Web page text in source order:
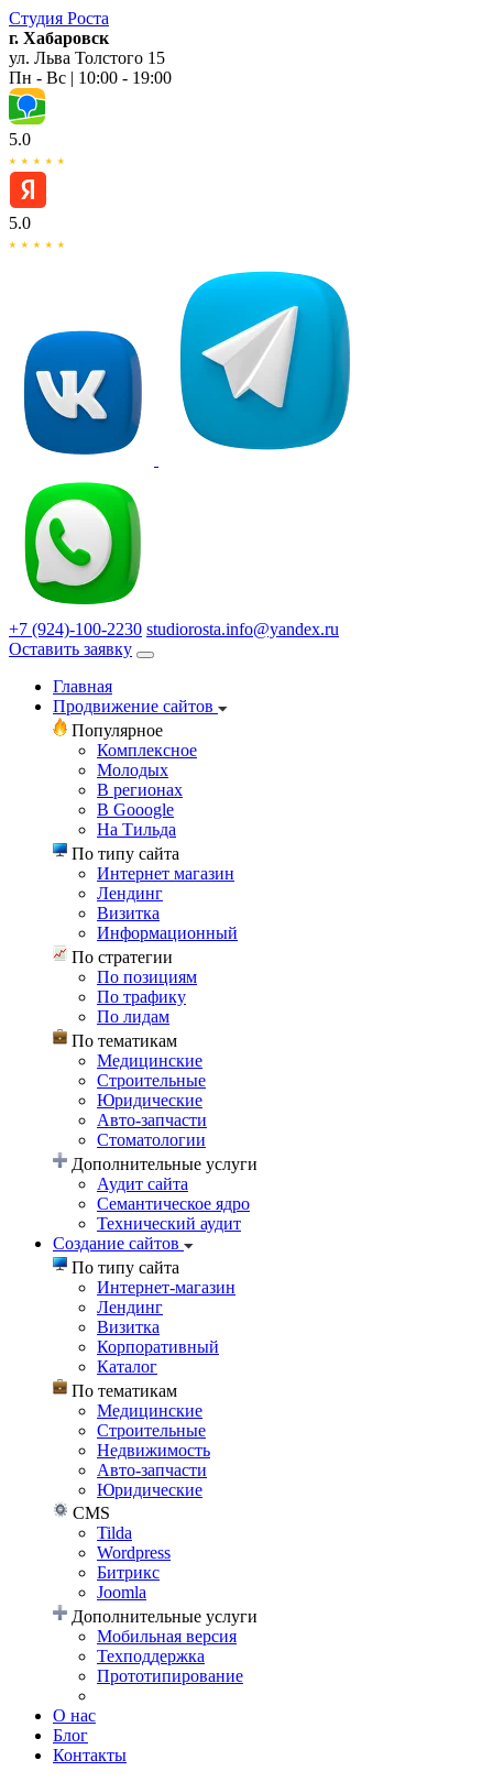
Студия Роста
г. Хабаровск
ул. Льва Толстого 15
Пн - Вс | 10:00 - 19:00
5.0
5.0
+7 (924)-100-2230 studiorosta.info@yandex.ru
Оставить заявку
Главная
Продвижение сайтов
Популярное
Комплексное
Молодых
В регионах
В Gooogle
На Тильда
По типу сайта
Интернет магазин
Лендинг
Визитка
Информационный
По стратегии
По позициям
По трафику
По лидам
По тематикам
Медицинские
Строительные
Юридические
Авто-запчасти
Стоматологии
Дополнительные услуги
Аудит сайта
Семантическое ядро
Технический аудит
Создание сайтов
По типу сайта
Интернет-магазин
Лендинг
Визитка
Корпоративный
Каталог
По тематикам
Медицинские
Строительные
Недвижимость
Авто-запчасти
Юридические
CMS
Tilda
Wordpress
Битрикс
Joomla
Дополнительные услуги
Мобильная версия
Техподдержка
Прототипирование
О нас
Блог
Контакты